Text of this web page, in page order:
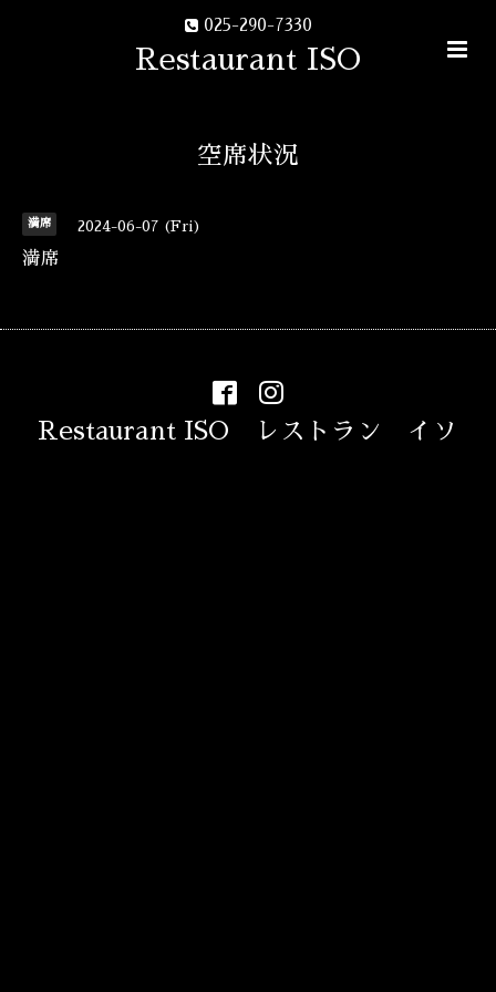
025-290-7330
Restaurant ISO
空席状況
満席 2024-06-07 (Fri)
満席
Restaurant ISO レストラン イソ